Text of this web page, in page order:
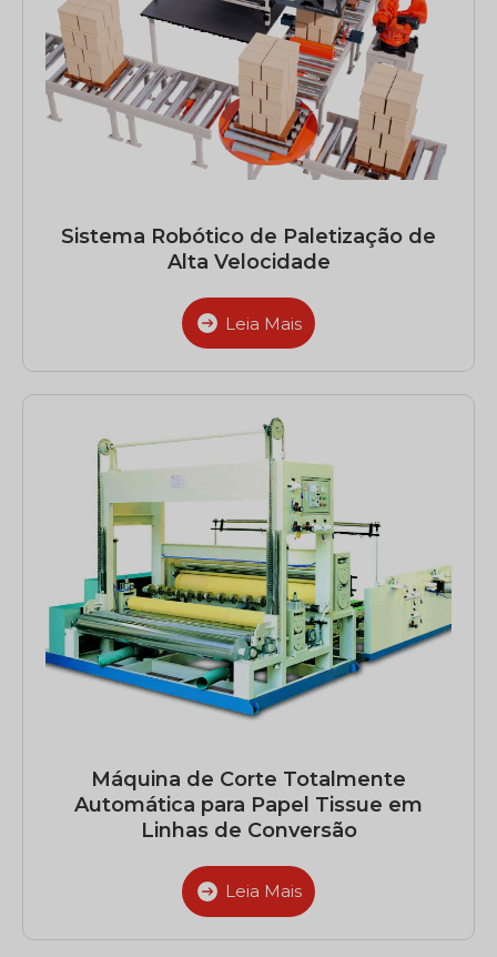
Sistema Robótico de Paletização de
Alta Velocidade
Leia Mais
Máquina de Corte Totalmente
Automática para Papel Tissue em
Linhas de Conversão
Leia Mais